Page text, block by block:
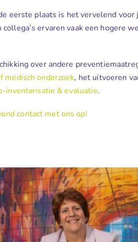
eerste plaats is het vervelend voor
ervaren vaak een hogere
over andere
medisch onderzoek, het uitvoeren
inventarisatie & evaluatie.
contact met ons op!